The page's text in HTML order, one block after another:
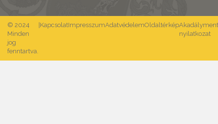
© 2024
Minden
jog
fenntartva.
KapcsolatImpresszumAdatvédelemOldaltérkép
nyilatkozat